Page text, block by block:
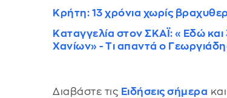
Kρήτη: 13 χρόνια χωρίς
Καταγγελία στον ΣΚΑΪ: «Εδώ
Χανίων» - Τι απαντά ο
Διαβάστε τις Ειδήσεις σήμερα